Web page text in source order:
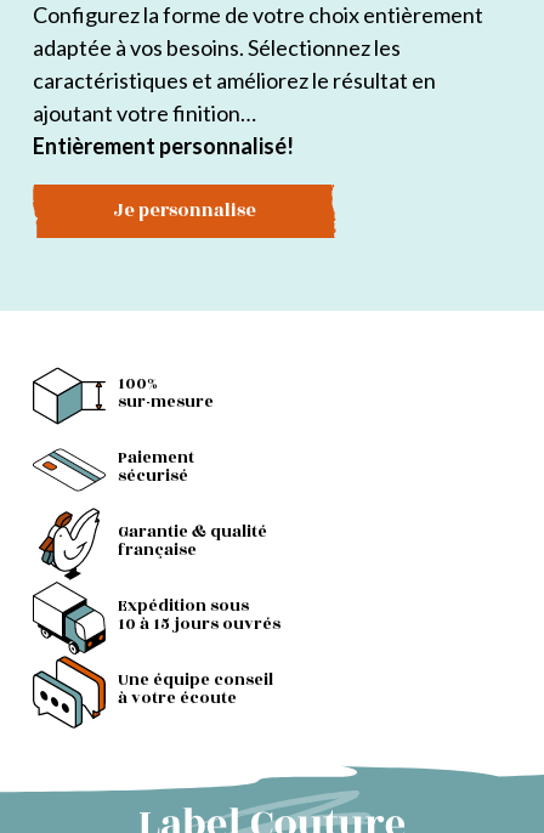
Configurez la forme de votre choix entièrement
adaptée à vos besoins. Sélectionnez les
caractéristiques et améliorez le résultat en
ajoutant votre finition…
Entièrement personnalisé!
Je personnalise
100%
sur-mesure
Paiement
sécurisé
Garantie & qualité
française
Expédition sous
10 à 15 jours ouvrés
Une équipe conseil
à votre écoute